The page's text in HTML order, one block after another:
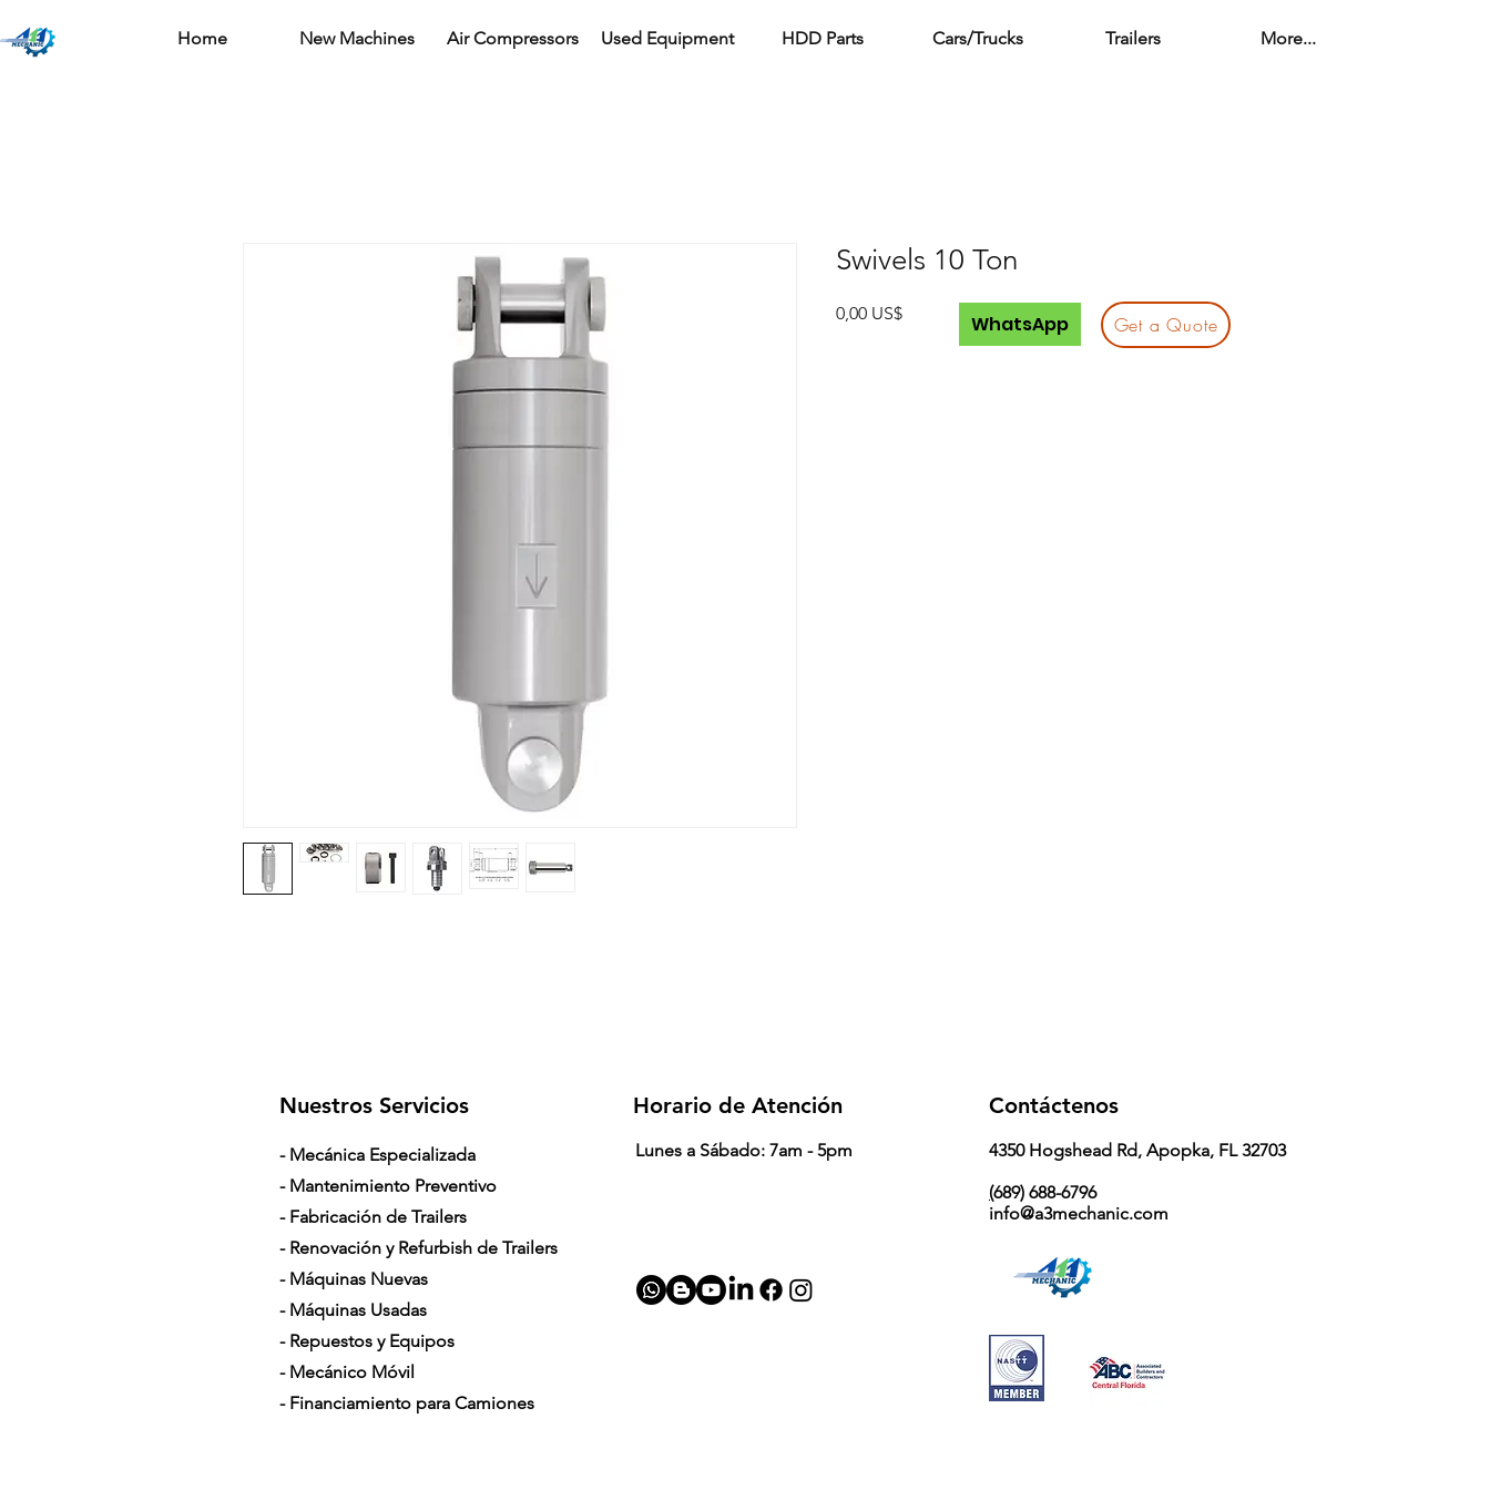
Home New Machines Air Compressors Used Equipment HDD Parts Cars/Trucks Trailers More...
Swivels 10 Ton
0,00 US$Precio
Get a Quote
WhatsApp
Nuestros Servicios
- Mecánica Especializada
- Mantenimiento Preventivo
- Fabricación de Trailers
- Renovación y Refurbish de Trailers
- Máquinas Nuevas
- Máquinas Usadas
- Repuestos y Equipos
- Mecánico Móvil
- Financiamiento para Camiones
Horario de Atención
Lunes a Sábado: 7am - 5pm
Contáctenos
4350 Hogshead Rd, Apopka, FL 32703
(689) 688-6796
info@a3mechanic.com